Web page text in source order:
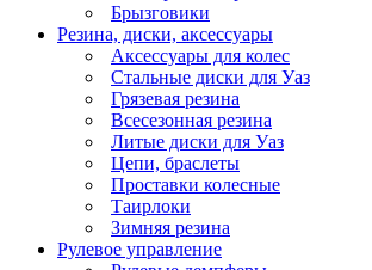
Брызговики
Резина, диски, аксессуары
Аксессуары для колес
Стальные диски для Уаз
Грязевая резина
Всесезонная резина
Литые диски для Уаз
Цепи, браслеты
Проставки колесные
Таирлоки
Зимняя резина
Рулевое управление